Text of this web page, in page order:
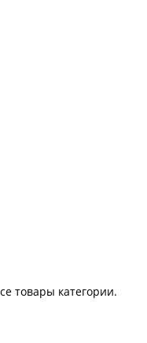
товары категории.